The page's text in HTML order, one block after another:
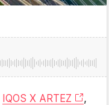
IQOS X ARTEZ
,